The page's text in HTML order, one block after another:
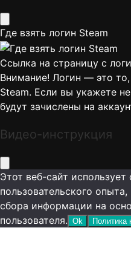
Где взять логин Steam
Ссылка на страницу с
Внимание! Логин — это
Steam. Если вы укажете
будут зачислены на
Видео-инструкция
Этот веб-сайт
пользовательского
сбора информации на
пользователя. Ok Политика